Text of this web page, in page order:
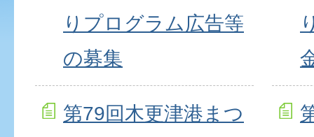
りプログラム広告等
の募集
第79回木更津港まつ